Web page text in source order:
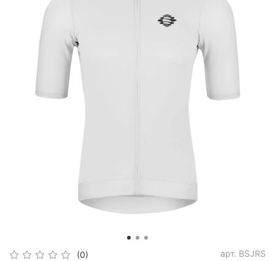
(0) арт. BSJRS